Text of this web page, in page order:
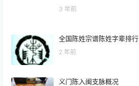
3 年前
全国陈姓宗谱陈姓字辈排行
2 年前
义门陈入闽支脉概况